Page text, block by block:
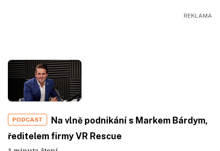
PODCAST
Na vlně podnikání s Markem Bárdym,
ředitelem firmy VR Rescue